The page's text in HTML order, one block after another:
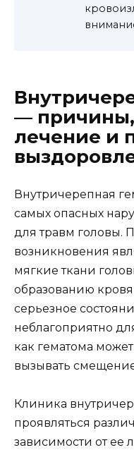
— причины,
лечение и
Внутричерепная
самых опасных
для травм головы.
возникновения
мягкие ткани
образованию
серьезное
неблагоприятно
как гематома
вызывать смещение
Клиника
проявляться
зависимости от ее